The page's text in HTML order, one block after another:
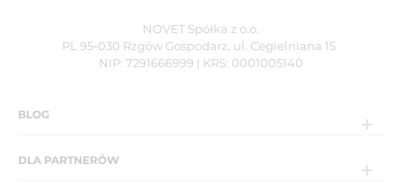
NOVET Spółka z o.o.
PL 95-030 Rzgów Gospodarz, ul. Cegielniana 15
NIP: 7291666999 | KRS: 0001005140
BLOG
DLA PARTNERÓW